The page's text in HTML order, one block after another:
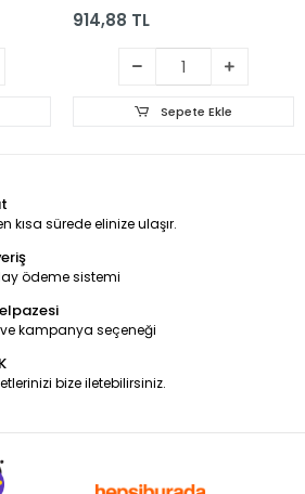
914,88 TL
Sepete Ekle
kısa sürede elinize ulaşır.
ödeme sistemi
kampanya seçeneği
bize iletebilirsiniz.